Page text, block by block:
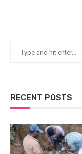
RECENT POSTS